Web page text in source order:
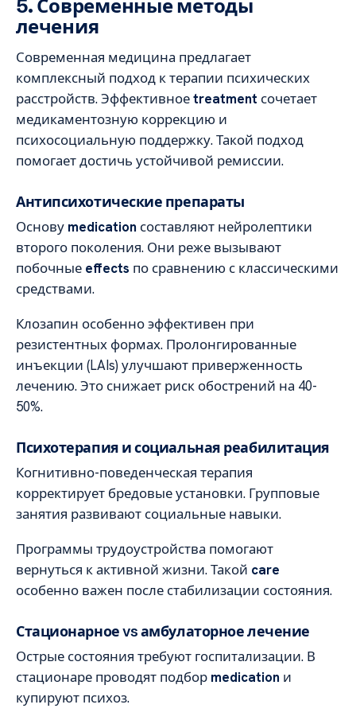
5. Современные методы
лечения
Современная медицина предлагает
комплексный подход к терапии психических
расстройств. Эффективноеtreatment сочетает
медикаментозную коррекцию и
психосоциальную поддержку. Такой подход
помогает достичь устойчивой ремиссии.
Антипсихотические препараты
Основу medication составляют нейролептики
второго поколения. Они реже вызывают
побочные effects по сравнению с классическими
средствами.
Клозапин особенно эффективен при
резистентных формах. Пролонгированные
инъекции (LAIs) улучшают приверженность
лечению. Это снижает риск обострений на 40-
50%.
Психотерапия и социальная реабилитация
Когнитивно-поведенческая терапия
корректирует бредовые установки. Групповые
занятия развивают социальные навыки.
Программы трудоустройства помогают
вернуться к активной жизни. Такой care
особенно важен после стабилизации состояния.
Стационарное vs амбулаторное лечение
Острые состояния требуют госпитализации. В
стационаре проводят подбор medication и
купируют психоз.